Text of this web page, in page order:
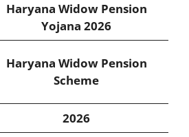
Haryana Widow Pension
Yojana 2026
Haryana Widow Pension
Scheme
2026